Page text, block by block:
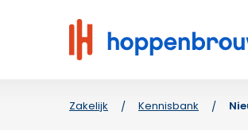
Hoppenbrouwers
Waar
leeft
Zakelijk / Kennisbank /